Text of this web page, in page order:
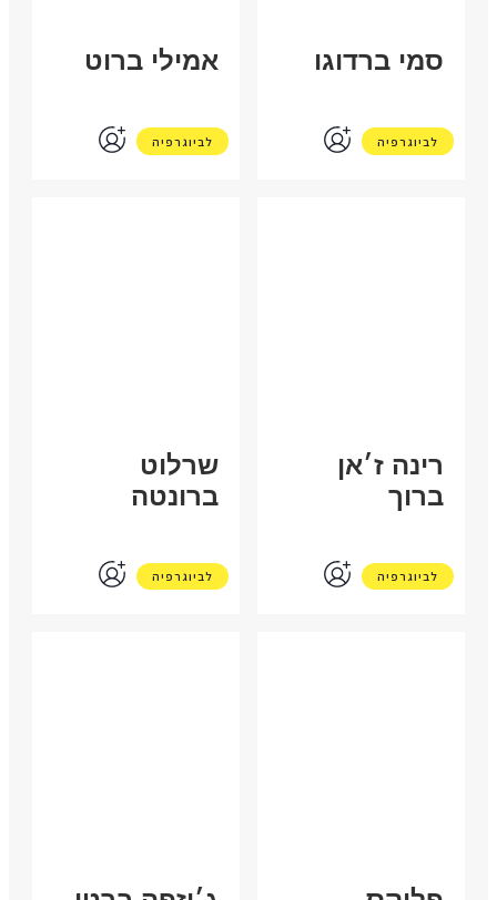
סמי ברדוגו
לביוגרפיה
אמילי ברוט
לביוגרפיה
רינה ז׳אן
ברוך
לביוגרפיה
שרלוט
ברונטה
לביוגרפיה